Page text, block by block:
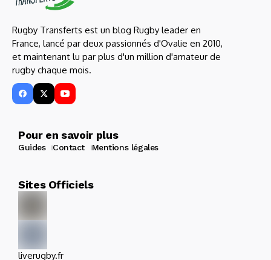
Rugby Transferts est un blog Rugby leader en
France, lancé par deux passionnés d'Ovalie en 2010,
et maintenant lu par plus d'un million d'amateur de
rugby chaque mois.
Pour en savoir plus
Guides Contact Mentions légales
Sites Officiels
liverugby.fr